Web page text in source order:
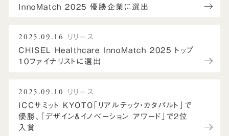
InnoMatch 2025 優勝企業に選出
2025.09.16
リリース
CHISEL Healthcare InnoMatch 2025 トップ
10ファイナリストに選出
2025.09.10
リリース
ICCサミット KYOTO「リアルテック・カタパルト」で
優勝、「デザイン&イノベーション アワード」で２位
入賞